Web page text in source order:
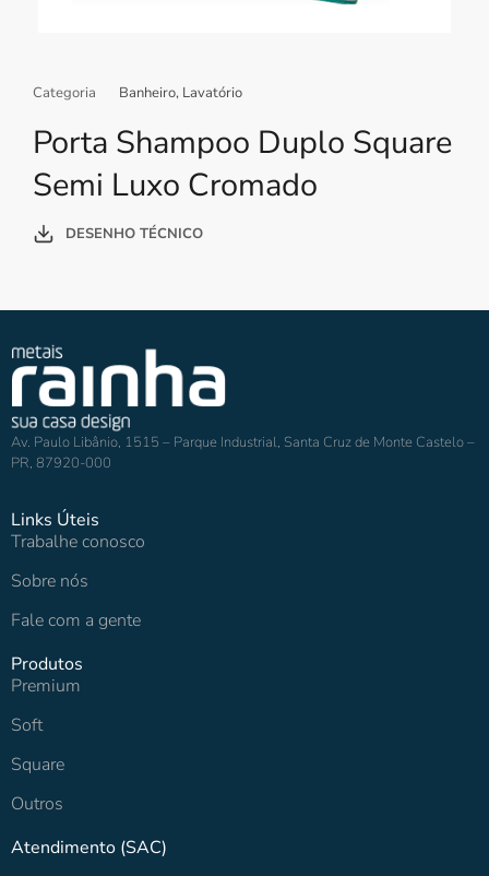
Categoria Banheiro, Lavatório
Porta Shampoo Duplo Square
Semi Luxo Cromado
DESENHO TÉCNICO
Av. Paulo Libânio, 1515 – Parque Industrial, Santa Cruz de Monte Castelo –
PR, 87920-000
Links Úteis
Trabalhe conosco
Sobre nós
Fale com a gente
Produtos
Premium
Soft
Square
Outros
Atendimento (SAC)